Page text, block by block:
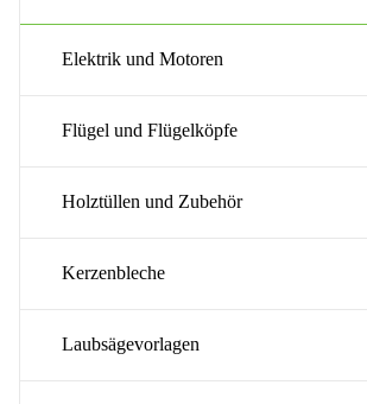
Elektrik und Motoren
Flügel und Flügelköpfe
Holztüllen und Zubehör
Kerzenbleche
Laubsägevorlagen